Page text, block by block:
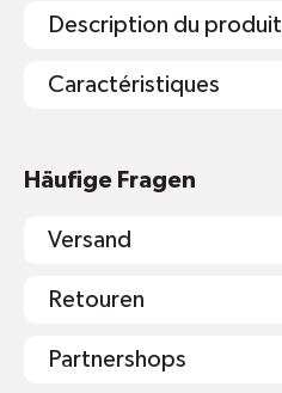
Description du produit
Caractéristiques
Häufige Fragen
Versand
Retouren
Partnershops